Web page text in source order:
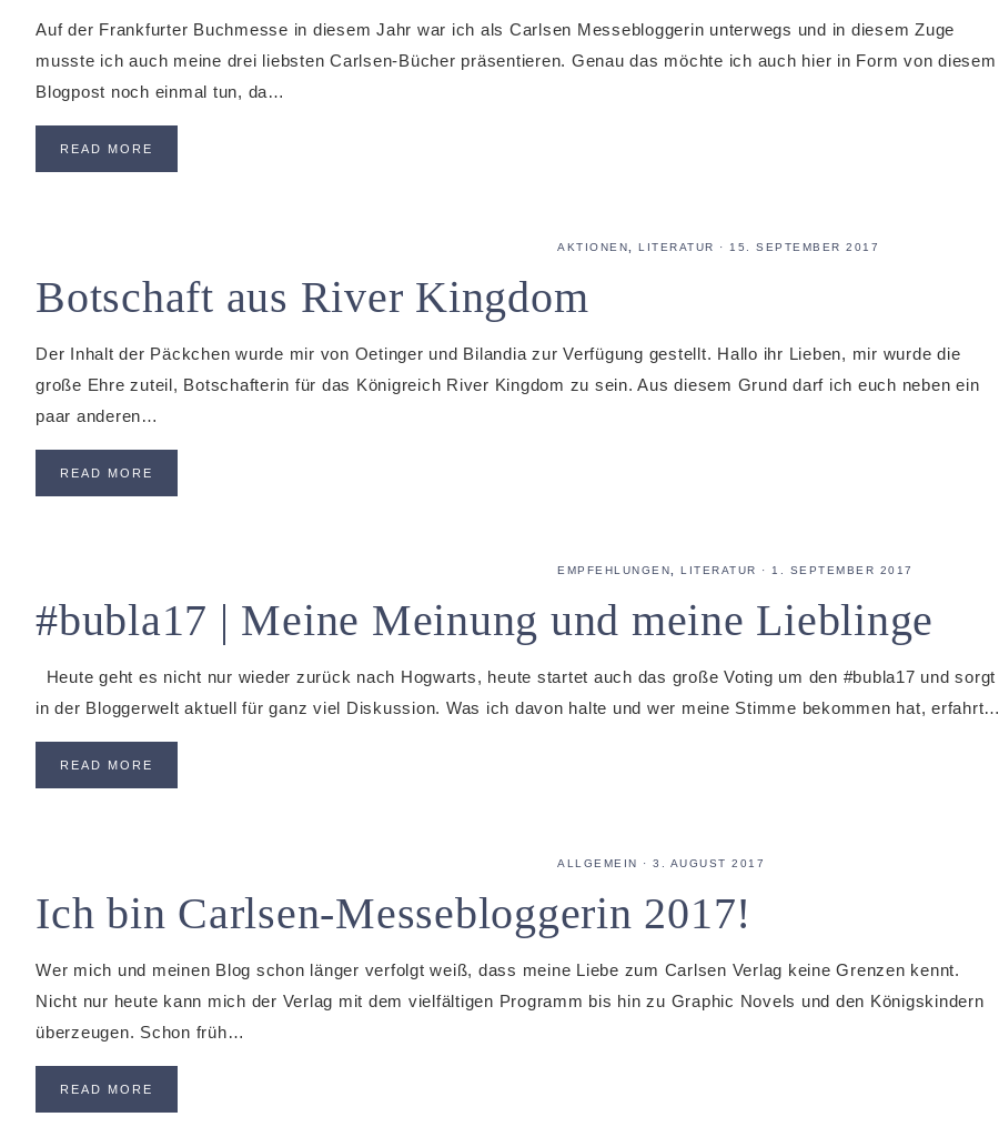
Auf der Frankfurter Buchmesse in diesem Jahr war ich als Carlsen Messebloggerin unterwegs und in diesem Zuge
musste ich auch meine drei liebsten Carlsen-Bücher präsentieren. Genau das möchte ich auch hier in Form von diesem
Blogpost noch einmal tun, da…
READ MORE
AKTIONEN LITERATUR · 15. SEPTEMBER 2017
Botschaft aus River Kingdom
Der Inhalt der Päckchen wurde mir von Oetinger und Bilandia zur Verfügung gestellt. Hallo ihr Lieben, mir wurde die
große Ehre zuteil, Botschafterin für das Königreich River Kingdom zu sein. Aus diesem Grund darf ich euch neben ein
paar anderen…
READ MORE
EMPFEHLUNGEN LITERATUR · 1. SEPTEMBER 2017
#bubla17 | Meine Meinung und meine Lieblinge
Heute geht es nicht nur wieder zurück nach Hogwarts, heute startet auch das große Voting um den #bubla17 und sorgt
in der Bloggerwelt aktuell für ganz viel Diskussion. Was ich davon halte und wer meine Stimme bekommen hat, erfahrt…
READ MORE
ALLGEMEIN · 3. AUGUST 2017
Ich bin Carlsen-Messebloggerin 2017!
Wer mich und meinen Blog schon länger verfolgt weiß, dass meine Liebe zum Carlsen Verlag keine Grenzen kennt.
Nicht nur heute kann mich der Verlag mit dem vielfältigen Programm bis hin zu Graphic Novels und den Königskindern
überzeugen. Schon früh…
READ MORE